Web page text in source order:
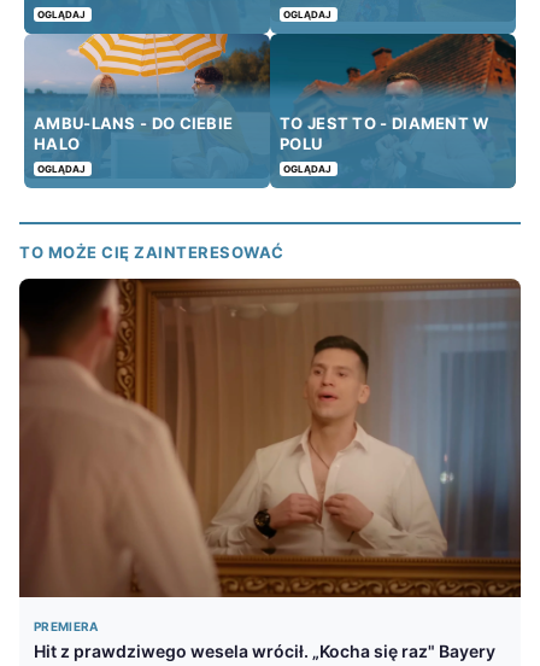
OGLĄDAJ OGLĄDAJ
AMBU-LANS - DO CIEBIE
HALO
OGLĄDAJ
TO JEST TO - DIAMENT W
POLU
OGLĄDAJ
TO MOŻE CIĘ ZAINTERESOWAĆ
PREMIERA
Hit z prawdziwego wesela wrócił. „Kocha się raz" Bayery